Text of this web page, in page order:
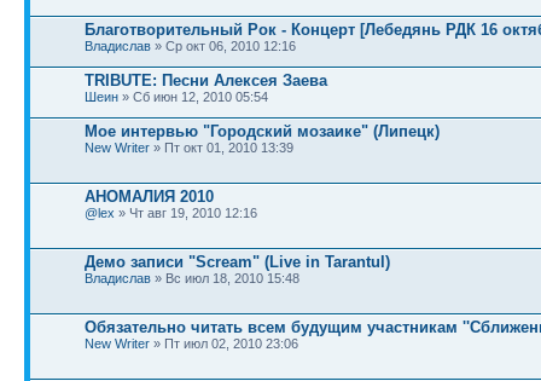
Благотворительный Рок - Концерт [Лебедянь РДК 16
Владислав » Ср окт 06, 2010 12:16
TRIBUTE: Песни Алексея Заева
Шеин » Сб июн 12, 2010 05:54
Мое интервью "Городский мозаике" (Липецк)
New Writer » Пт окт 01, 2010 13:39
АНОМАЛИЯ 2010
@lex » Чт авг 19, 2010 12:16
Демо записи "Scream" (Live in Tarantul)
Владислав » Вс июл 18, 2010 15:48
Обязательно читать всем будущим участникам
New Writer » Пт июл 02, 2010 23:06